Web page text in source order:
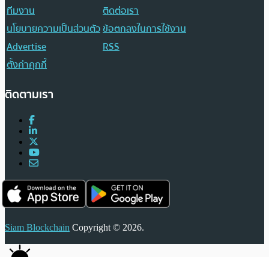
ทีมงาน
ติดต่อเรา
นโยบายความเป็นส่วนตัวข้อตกลงในการใช้งาน
Advertise
RSS
ตั้งค่าคุกกี้
ติดตามเรา
Siam Blockchain Copyright © 2026.